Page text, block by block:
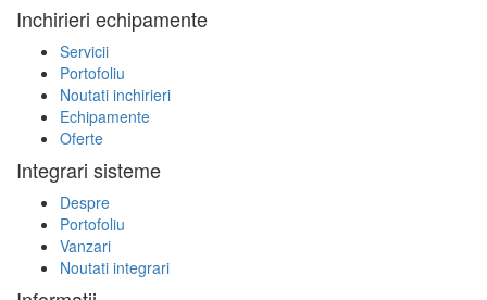
Inchirieri echipamente
Servicii
Portofoliu
Noutati inchirieri
Echipamente
Oferte
Integrari sisteme
Despre
Portofoliu
Vanzari
Noutati integrari